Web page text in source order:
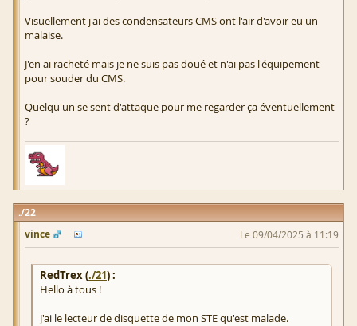
Visuellement j'ai des condensateurs CMS ont l'air d'avoir eu un
malaise.
J'en ai racheté mais je ne suis pas doué et n'ai pas l'équipement
pour souder du CMS.
Quelqu'un se sent d'attaque pour me regarder ça éventuellement
?
22
vince
Le 09/04/2025 à 11:19
RedTrex (./21) :
Hello à tous !
J'ai le lecteur de disquette de mon STE qu'est malade.